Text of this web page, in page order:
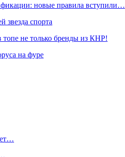
новые правила вступили…
спорта
не только бренды из КНР!
на фуре